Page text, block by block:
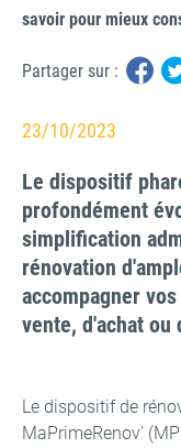
savoir pour mieux
Partager sur :
23/10/2023
Le dispositif
profondément
simplification
rénovation
accompagner
vente, d'achat ou
Le dispositif de
MaPrimeRenov'